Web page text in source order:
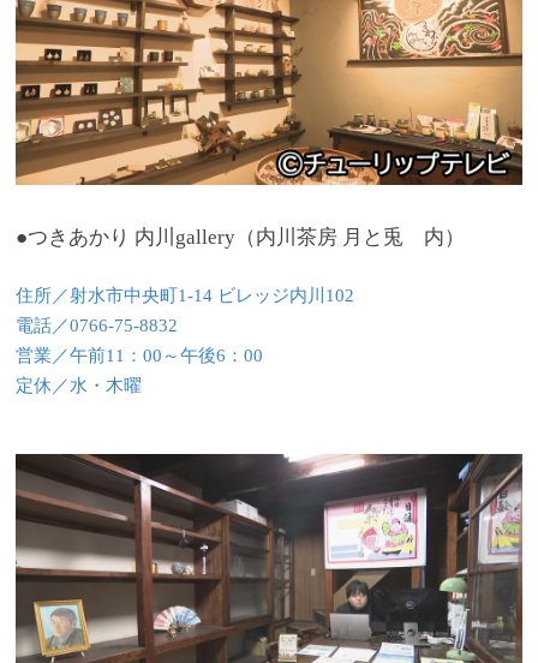
●つきあかり 内川gallery（内川茶房 月と兎 内）
住所／射水市中央町1-14 ビレッジ内川102
電話／0766-75-8832
営業／午前11：00～午後6：00
定休／水・木曜